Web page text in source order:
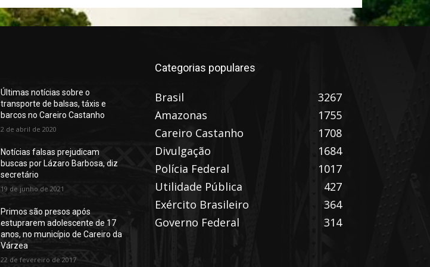
Últimas notícias sobre o
transporte de balsas, táxis e
barcos no Careiro Castanho
2 de abril de 2020
Notícias falsas prejudicam
buscas por Lázaro Barbosa, diz
secretário
19 de junho de 2021
Primos são presos após
estuprarem adolescente de 17
anos, no município de Careiro da
Várzea
22 de fevereiro de 2017
Categorias populares
Brasil
3267
Amazonas
1755
Careiro Castanho
1708
Divulgação
1684
Polícia Federal
1017
Utilidade Pública
427
Exército Brasileiro
364
Governo Federal
314